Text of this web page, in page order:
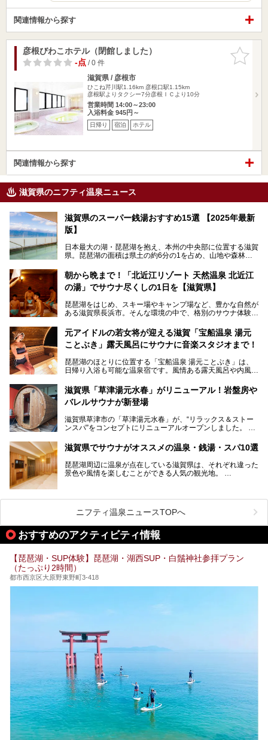
関連情報から探す
お気に入
りに追加
彦根びわこホテル（閉館しました）
-点/ 0 件
滋賀県 / 彦根市
ひこね芹川駅1.16km 彦根口駅1.15km
彦根駅よりタクシー7分彦根ＩＣより10分
営業時間 14:00～23:00
入浴料金 945円～
日帰り 宿泊 ホテル
関連情報から探す
滋賀県のニフティ温泉ニュース
滋賀県のスーパー銭湯おすすめ15選 【2025年最新
版】
日本最大の湖・琵琶湖を抱え、本州の中央部に位置する滋賀
県。琵琶湖の面積は県土の約6分の1を占め、山地や森林部
して栄え、県内には世界遺産の比叡山延暦寺、天守が国宝に
指定されている彦根城、国の特別史跡の安土城跡など、多数
の史跡があります。
琵琶湖の雄大な景色を眺めながら入れる施設もありますよ。
朝から晩まで！「北近江リゾート 天然温泉 北近江
の湯」でサウナ尽くしの1日を【滋賀県】
琵琶湖をはじめ、スキー場やキャンプ場など、豊かな自然が
ある滋賀県長浜市。そんな環境の中で、格別のサウナ体験を
今回は、「北近江リゾート 天然温泉 北近江の湯」で朝から
晩まで楽しめる過ごし方をご紹介！ サウナ設備やサウナド
違いなしですよ。
───
この記事は北近江リゾート 天然温泉 北近江の湯のPR記事で
す。
元アイドルの若女将が迎える滋賀「宝船温泉 湯元
ことぶき」露天風呂にサウナに音楽スタジオまで！
琵琶湖のほとりに位置する「宝船温泉 湯元ことぶき」は、
日帰り入浴も可能な温泉宿です。風情ある露天風呂や内風
ープン。湖からそよぐ爽やかな風を感じながらサウナと温泉
が楽しめます。
を打てるのも醍醐味の一つ。そして、若女将はなんと「元ア
イドル」の現役アーティスト。音楽スタジオまで備えたユニ
滋賀県「草津湯元水春」がリニューアル！岩盤房や
バレルサウナが新登場
滋賀県草津市の「草津湯元水春」が、“リラックス＆ストー
ンスパ”をコンセプトにリニューアルオープンしました。
たほか、岩盤房やバレルサウナも新設されました。さらに地
産地消をテーマにしたレストランメニューもパワーアップ。
今回新しくなった「草津湯元水春」の魅力を余すところなく
紹介します。
滋賀県でサウナがオススメの温泉・銭湯・スパ10選
琵琶湖周辺に温泉が点在している滋賀県は、それぞれ違った
景色や風情を楽しむことができる人気の観光地。
旅行やお出かけのついではもちろん、近隣にお住いの方はぜ
ひ気軽に立ち寄ってみてくださいね。
ニフティ温泉ニュースTOPへ
おすすめのアクティビティ情報
【琵琶湖・SUP体験】琵琶湖・湖西SUP・白鬚神社参拝プラン
（たっぷり2時間）
都市西京区大原野東野町3-418